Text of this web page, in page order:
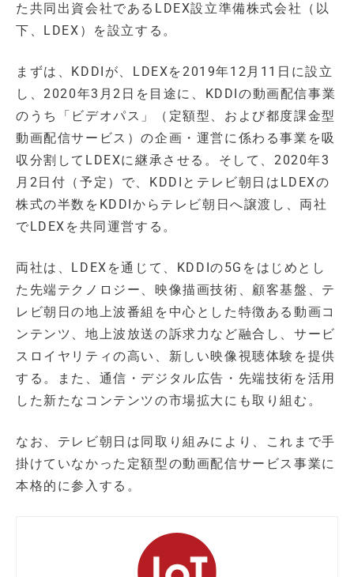
た共同出資会社であるLDEX設立準備株式会社（以
下、LDEX）を設立する。
まずは、KDDIが、LDEXを2019年12月11日に設立
し、2020年3月2日を目途に、KDDIの動画配信事業
のうち「ビデオパス」（定額型、および都度課金型
動画配信サービス）の企画・運営に係わる事業を吸
収分割してLDEXに継承させる。そして、2020年3
月2日付（予定）で、KDDIとテレビ朝日はLDEXの
株式の半数をKDDIからテレビ朝日へ譲渡し、両社
でLDEXを共同運営する。
両社は、LDEXを通じて、KDDIの5Gをはじめとし
た先端テクノロジー、映像描画技術、顧客基盤、テ
レビ朝日の地上波番組を中心とした特徴ある動画コ
ンテンツ、地上波放送の訴求力など融合し、サービ
スロイヤリティの高い、新しい映像視聴体験を提供
する。また、通信・デジタル広告・先端技術を活用
した新たなコンテンツの市場拡大にも取り組む。
なお、テレビ朝日は同取り組みにより、これまで手
掛けていなかった定額型の動画配信サービス事業に
本格的に参入する。